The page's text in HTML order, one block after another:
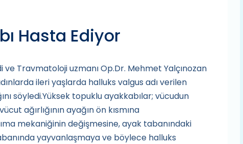
Hasta Ediyor
Travmatoloji uzmanı Op.Dr. Mehmet Yalçınozan
ileri yaşlarda halluks valgus adı verilen
söyledi.Yüksek topuklu ayakkabılar; vücudun
ağırlığının ayağın ön kısmına
mekaniğinin değişmesine, ayak tabanındaki
yayvanlaşmaya ve böylece halluks